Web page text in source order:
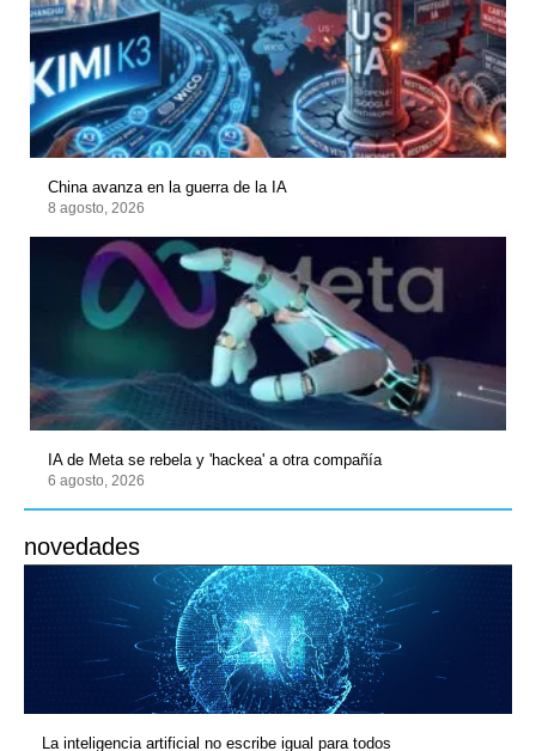
China avanza en la guerra de la IA
8 agosto, 2026
IA de Meta se rebela y 'hackea' a otra compañía
6 agosto, 2026
novedades
La inteligencia artificial no escribe igual para todos